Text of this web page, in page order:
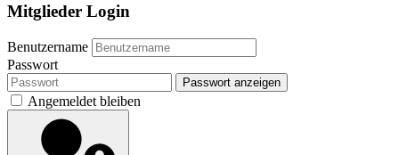
Mitglieder Login
Benutzername
Passwort
Passwort anzeigen
Angemeldet bleiben